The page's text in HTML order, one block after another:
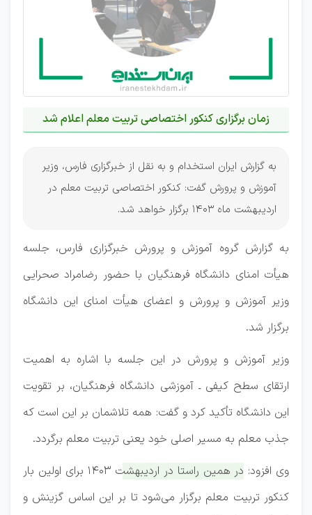
زمان برگزاری کنکور اختصاصی تربیت معلم اعلام شد
به گزارش ایران استخدام و به نقل از خبرگزاری فارس، وزیر
آموزش و پرورش گفت: کنکور اختصاصی تربیت معلم در
اردیبهشت ماه 1403 برگزار خواهد شد.
به گزارش گروه آموزش و پرورش خبرگزاری فارس، جلسه
هیأت امنای دانشگاه فرهنگیان با حضور رضامراد صحرایی
وزیر آموزش و پرورش و اعضای هیأت امنای این دانشگاه
برگزار شد.
وزیر آموزش و پرورش در این جلسه با اشاره به اهمیت
ارتقای سطح کیفی ـ آموزشی دانشگاه فرهنگیان، بر تقویت
این دانشگاه تأکید کرد و گفت: همه تلاشمان بر این است که
جذب معلم به مسیر اصلی خود یعنی تربیت معلم برگردد.
وی افزود:
در همین راستا در اردیبهشت ۱۴۰۳ برای اولین بار
کنکور تربیت معلم برگزار می‌شود تا بر این اساس گزینش و